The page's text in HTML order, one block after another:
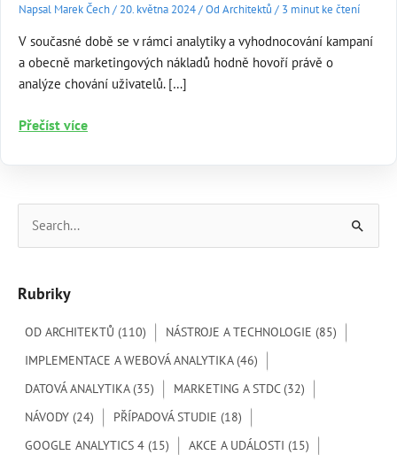
Napsal Marek Čech/ 20. května 2024/Od Architektů / 3 minut ke čtení
V současné době se v rámci analytiky a vyhodnocování kampaní
a obecně marketingových nákladů hodně hovoří právě o
analýze chování uživatelů. […]
Jak
analýza
uživatelů
pomůže
k růstu
shopu
Přečíst více
lRubriky
OD ARCHITEKTŮ (110) NÁSTROJE A TECHNOLOGIE (85)
IMPLEMENTACE A WEBOVÁ ANALYTIKA(46)
DATOVÁ ANALYTIKA(35) MARKETING A STDC(32)
NÁVODY (24) PŘÍPADOVÁ STUDIE (18)
GOOGLE ANALYTICS 4 (15) AKCE A UDÁLOSTI (15)